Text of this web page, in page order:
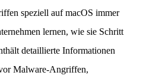
speziell auf macOS immer
lernen, wie sie Schritt
detaillierte Informationen
Malware-Angriffen,